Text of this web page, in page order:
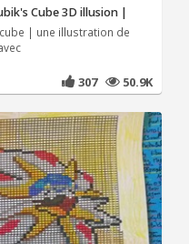
Cube 3D illusion |
| une illustration de
307 50.9K